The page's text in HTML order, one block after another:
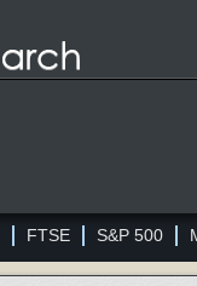
FTSE S&P 500